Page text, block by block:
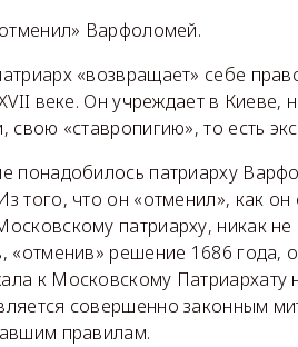
Варфоломей.
«возвращает» себе
веке. Он учреждает в Киеве,
«ставропигию», то есть
понадобилось патриарху
того, что он «отменил», как он
патриарху, никак
«отменив» решение 1686 года,
к Московскому
совершенно законным
правилам.